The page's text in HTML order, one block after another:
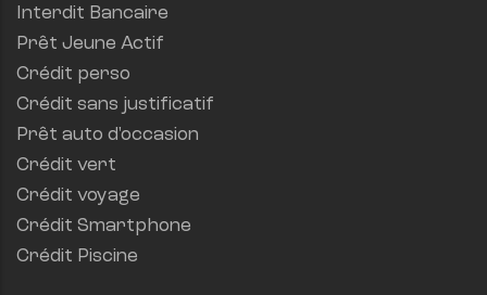
Interdit Bancaire
Prêt Jeune Actif
Crédit perso
Crédit sans justificatif
Prêt auto d'occasion
Crédit vert
Crédit voyage
Crédit Smartphone
Crédit Piscine